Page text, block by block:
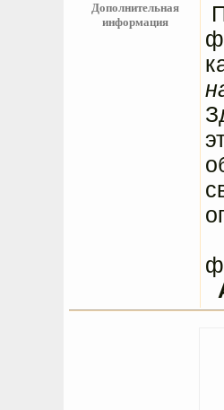
Дополнительная
информация